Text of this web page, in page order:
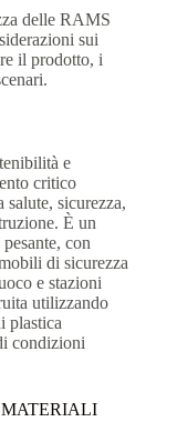
delle RAMS
sui
il prodotto, i
e
critico
sicurezza,
È un
con
di sicurezza
e stazioni
utilizzando
plastica
condizioni